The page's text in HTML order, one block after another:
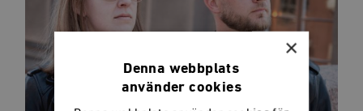
×
Denna webbplats
använder cookies